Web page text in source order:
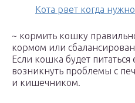
Кота рвет когда
~ кормить кошку
кормом или
Если кошка будет питаться
возникнуть проблемы с
и кишечником.